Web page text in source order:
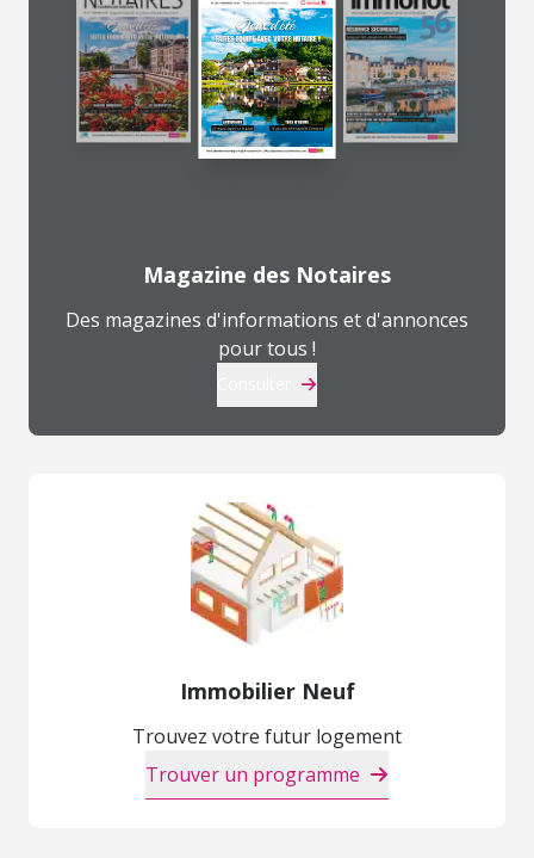
Magazine des Notaires
Des magazines d'informations et d'annonces
pour tous !
Immobilier Neuf
Trouvez votre futur logement
Trouver un programme